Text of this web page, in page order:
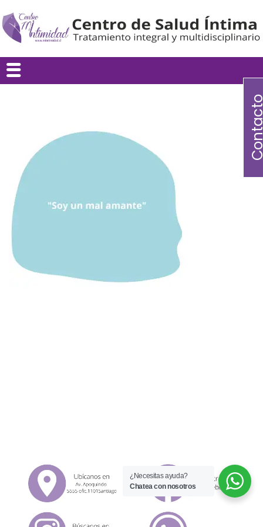
¿Necesitas ayuda?
Chatea con nosotros